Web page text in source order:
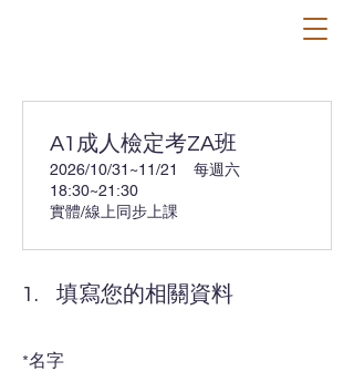
1. 填寫您的相關資料
*名字
A1成人檢定考ZA班
2026/10/31~11/21 每週六
18:30~21:30
實體/線上同步上課